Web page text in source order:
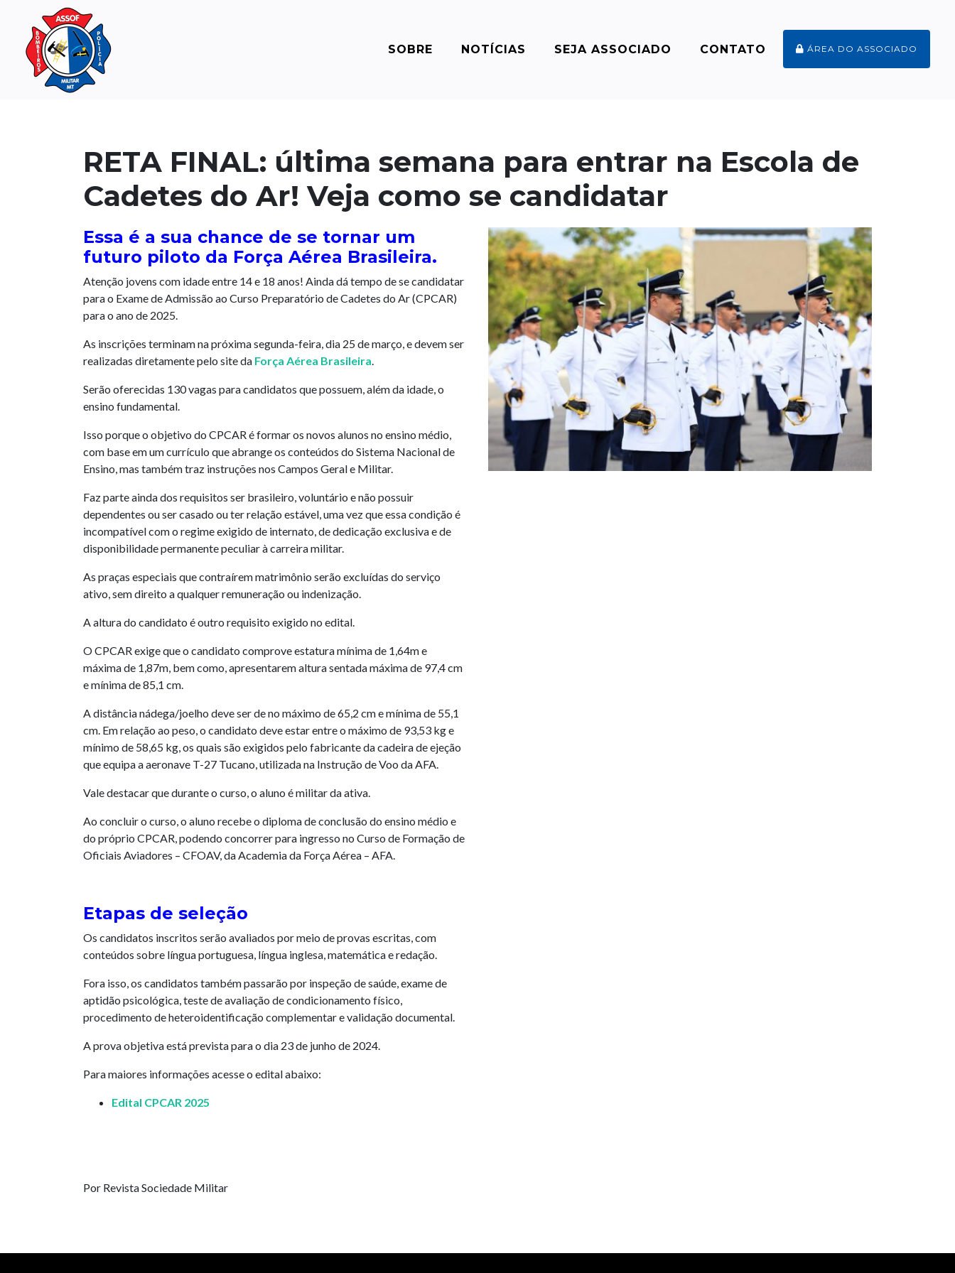
SOBRE NOTÍCIAS SEJA ASSOCIADO CONTATO ÁREA DO ASSOCIADO
RETA FINAL: última semana para entrar na Escola de
Cadetes do Ar! Veja como se candidatar
Essa é a sua chance de se tornar um
futuro piloto da Força Aérea Brasileira.
Atenção jovens com idade entre 14 e 18 anos! Ainda dá tempo de se candidatar
para o Exame de Admissão ao Curso Preparatório de Cadetes do Ar (CPCAR)
para o ano de 2025.
As inscrições terminam na próxima segunda-feira, dia 25 de março, e devem ser
realizadas diretamente pelo site da Força Aérea Brasileira.
Serão oferecidas 130 vagas para candidatos que possuem, além da idade, o
ensino fundamental.
Isso porque o objetivo do CPCAR é formar os novos alunos no ensino médio,
com base em um currículo que abrange os conteúdos do Sistema Nacional de
Ensino, mas também traz instruções nos Campos Geral e Militar.
Faz parte ainda dos requisitos ser brasileiro, voluntário e não possuir
dependentes ou ser casado ou ter relação estável, uma vez que essa condição é
incompatível com o regime exigido de internato, de dedicação exclusiva e de
disponibilidade permanente peculiar à carreira militar.
As praças especiais que contraírem matrimônio serão excluídas do serviço
ativo, sem direito a qualquer remuneração ou indenização.
A altura do candidato é outro requisito exigido no edital.
O CPCAR exige que o candidato comprove estatura mínima de 1,64m e
máxima de 1,87m, bem como, apresentarem altura sentada máxima de 97,4 cm
e mínima de 85,1 cm.
A distância nádega/joelho deve ser de no máximo de 65,2 cm e mínima de 55,1
cm. Em relação ao peso, o candidato deve estar entre o máximo de 93,53 kg e
mínimo de 58,65 kg, os quais são exigidos pelo fabricante da cadeira de ejeção
que equipa a aeronave T-27 Tucano, utilizada na Instrução de Voo da AFA.
Vale destacar que durante o curso, o aluno é militar da ativa.
Ao concluir o curso, o aluno recebe o diploma de conclusão do ensino médio e
do próprio CPCAR, podendo concorrer para ingresso no Curso de Formação de
Oficiais Aviadores – CFOAV, da Academia da Força Aérea – AFA.
Etapas de seleção
Os candidatos inscritos serão avaliados por meio de provas escritas, com
conteúdos sobre língua portuguesa, língua inglesa, matemática e redação.
Fora isso, os candidatos também passarão por inspeção de saúde, exame de
aptidão psicológica, teste de avaliação de condicionamento físico,
procedimento de heteroidentificação complementar e validação documental.
A prova objetiva está prevista para o dia 23 de junho de 2024.
Para maiores informações acesse o edital abaixo:
Edital CPCAR 2025
Por Revista Sociedade Militar